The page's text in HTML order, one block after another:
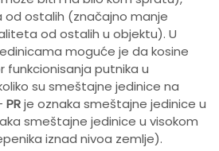
ostalih (značajno manje
od ostalih u objektu). U
moguće je da kosine
funkcionisanja putnika u
su smeštajne jedinice na
PRje oznaka smeštajne jedinice u
smeštajne jedinice u visokom
iznad nivoa zemlje).